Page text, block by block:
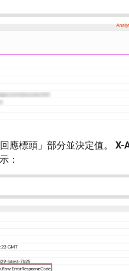
應標頭」部分並決定值。 X-
：